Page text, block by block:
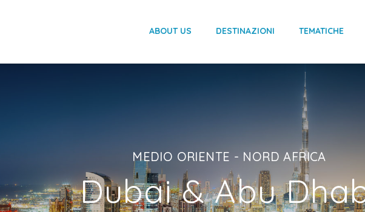
ABOUT US DESTINAZIONI TEMATICHE
MEDIO ORIENTE - NORD AFRICA
Dubai & Abu